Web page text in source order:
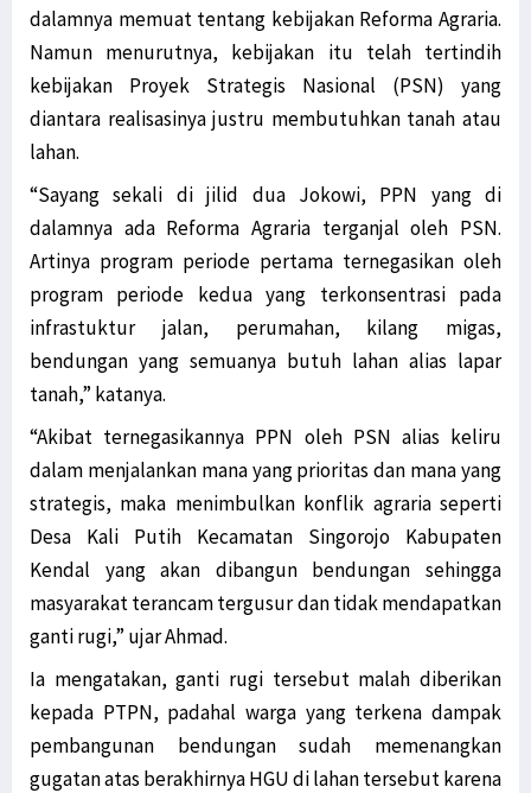
dalamnya memuat tentang kebijakan Reforma Agraria.
Namun menurutnya, kebijakan itu telah tertindih
kebijakan Proyek Strategis Nasional (PSN) yang
diantara realisasinya justru membutuhkan tanah atau
lahan.
“Sayang sekali di jilid dua Jokowi, PPN yang di
dalamnya ada Reforma Agraria terganjal oleh PSN.
Artinya program periode pertama ternegasikan oleh
program periode kedua yang terkonsentrasi pada
infrastuktur jalan, perumahan, kilang migas,
bendungan yang semuanya butuh lahan alias lapar
tanah,” katanya.
“Akibat ternegasikannya PPN oleh PSN alias keliru
dalam menjalankan mana yang prioritas dan mana yang
strategis, maka menimbulkan konflik agraria seperti
Desa Kali Putih Kecamatan Singorojo Kabupaten
Kendal yang akan dibangun bendungan sehingga
masyarakat terancam tergusur dan tidak mendapatkan
ganti rugi,” ujar Ahmad.
Ia mengatakan, ganti rugi tersebut malah diberikan
kepada PTPN, padahal warga yang terkena dampak
pembangunan bendungan sudah memenangkan
gugatan atas berakhirnya HGU di lahan tersebut karena